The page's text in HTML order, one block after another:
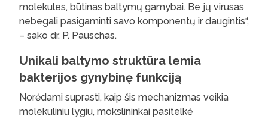
molekules, būtinas baltymų gamybai. Be jų virusas
nebegali pasigaminti savo komponentų ir daugintis“,
– sako dr. P. Pauschas.
Unikali baltymo struktūra lemia
bakterijos gynybinę funkciją
Norėdami suprasti, kaip šis mechanizmas veikia
molekuliniu lygiu, mokslininkai pasitelkė